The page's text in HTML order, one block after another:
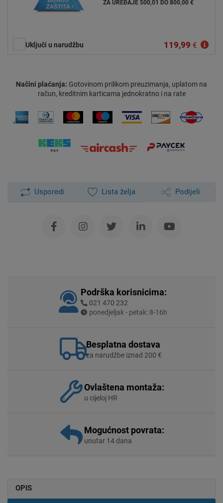
ZA UREĐAJE 500,01 DO 800,00 €
Uključi u narudžbu 119,99 €
Načini plaćanja: Gotovinom prilikom preuzimanja, uplatom na
račun, kreditnim karticama jednokratno i na rate
Usporedi Lista želja Podijeli
Podrška korisnicima:
021 470 232
ponedjeljak - petak: 8-16h
Besplatna dostava
za narudžbe iznad 200 €
Ovlaštena montaža:
u cijeloj HR
Mogućnost povrata:
unutar 14 dana
OPIS